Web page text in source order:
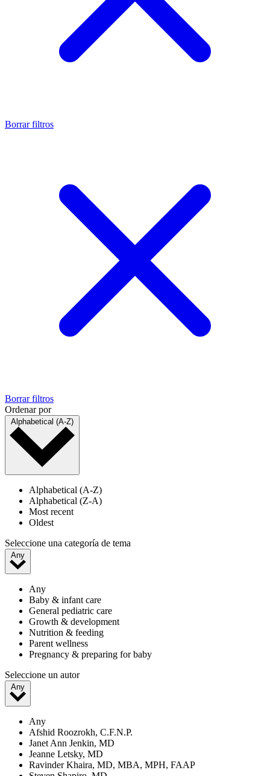
Borrar filtros
Borrar filtros
Ordenar por
Alphabetical (A-Z)
Alphabetical (A-Z)
Alphabetical (Z-A)
Most recent
Oldest
Seleccione una categoría de tema
Any
Any
Baby & infant care
General pediatric care
Growth & development
Nutrition & feeding
Parent wellness
Pregnancy & preparing for baby
Seleccione un autor
Any
Any
Afshid Roozrokh, C.F.N.P.
Janet Ann Jenkin, MD
Jeanne Letsky, MD
Ravinder Khaira, MD, MBA, MPH, FAAP